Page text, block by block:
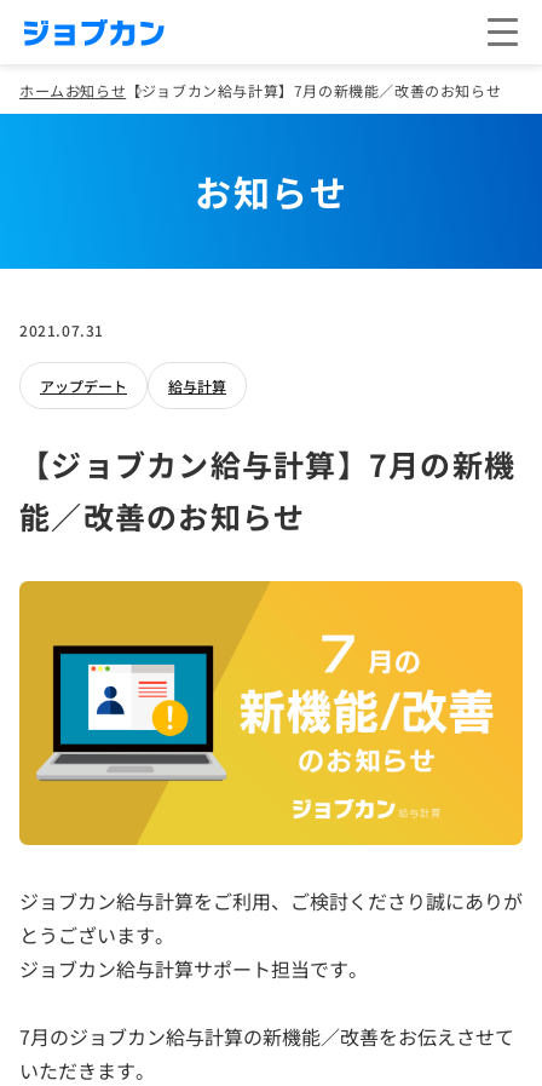
ホームお知らせ 【ジョブカン給与計算】7月の新機能／改善のお知らせ
お知らせ
2021.07.31
アップデート 給与計算
【ジョブカン給与計算】7月の新機
能／改善のお知らせ
ジョブカン給与計算をご利用、ご検討くださり誠にありが
とうございます。
ジョブカン給与計算サポート担当です。
7月のジョブカン給与計算の新機能／改善をお伝えさせて
いただきます。